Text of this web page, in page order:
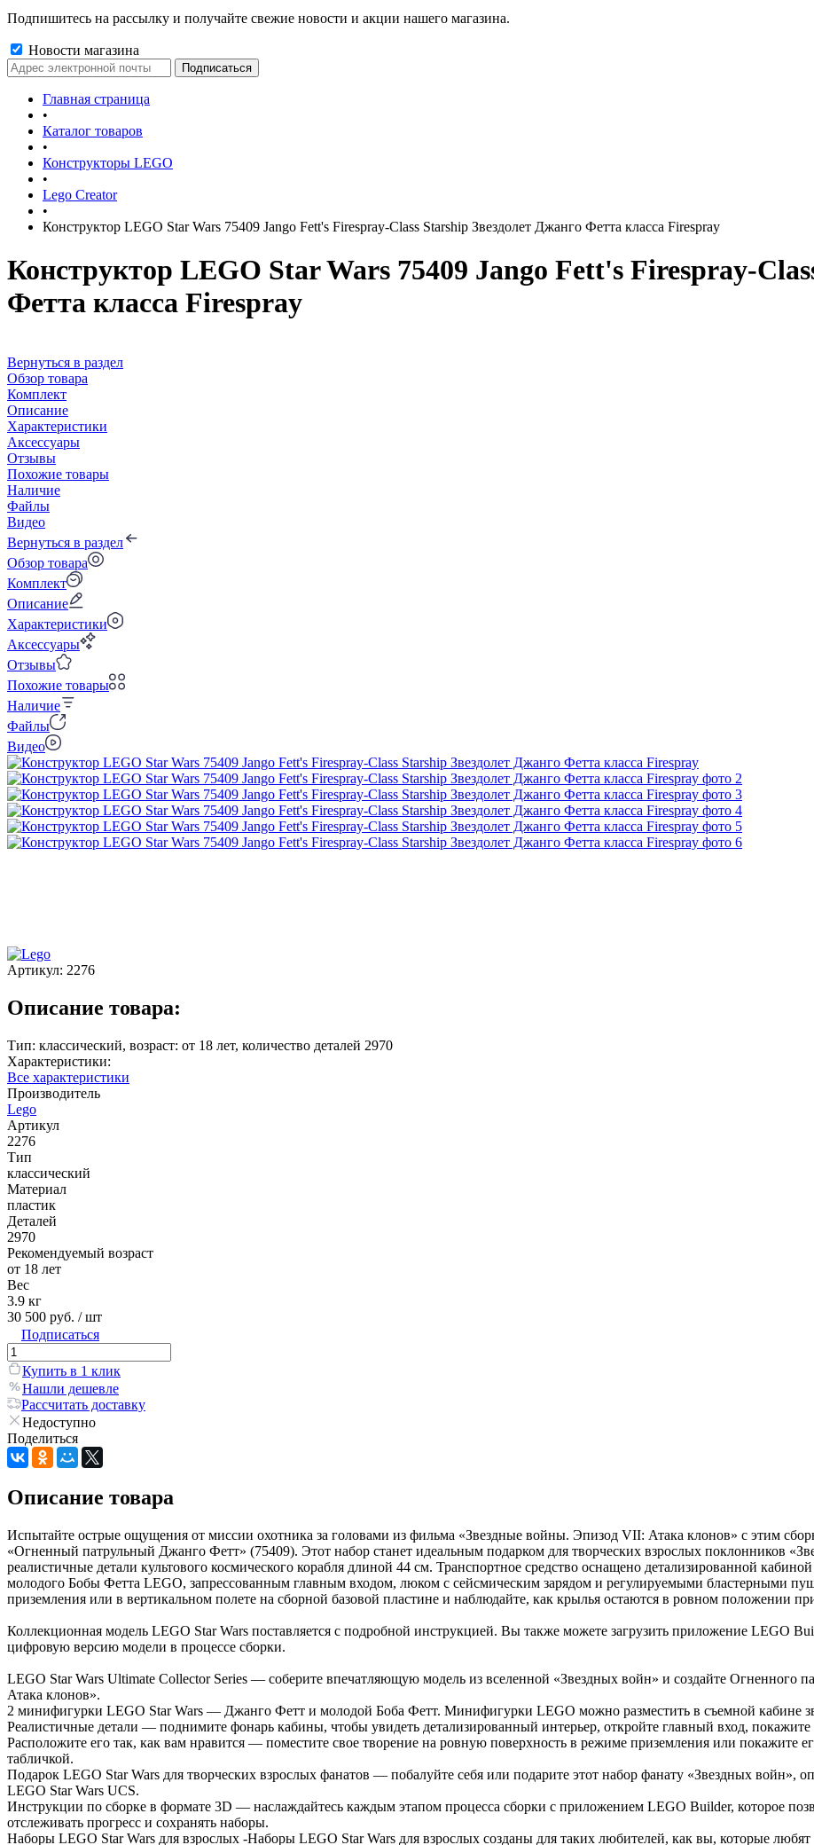
Подпишитесь на рассылку и получайте свежие новости и акции нашего магазина.
Новости магазина
Главная страница
•
Каталог товаров
•
Конструкторы LEGO
•
Lego Creator
•
Конструктор LEGO Star Wars 75409 Jango Fett's Firespray-Class Starship Звездолет Джанго Фетта класса Firespray
Конструктор LEGO Star Wars 75409 Jango Fett's Firespray-
Фетта класса Firespray
Вернуться в раздел
Обзор товара
Комплект
Описание
Характеристики
Аксессуары
Отзывы
Похожие товары
Наличие
Файлы
Видео
Вернуться в раздел
Обзор товара
Комплект
Описание
Характеристики
Аксессуары
Отзывы
Похожие товары
Наличие
Файлы
Видео
Артикул: 2276
Описание товара:
Тип: классический, возраст: от 18 лет, количество деталей 2970
Характеристики:
Все характеристики
Производитель
Lego
Артикул
2276
Тип
классический
Материал
пластик
Деталей
2970
Рекомендуемый возраст
от 18 лет
Вес
3.9 кг
30 500 руб. / шт
Подписаться
Купить в 1 клик
Нашли дешевле
Рассчитать доставку
Недоступно
Поделиться
Описание товара
Испытайте острые ощущения от миссии охотника за головами из фильма «Звездные войны. Эпизод VII: Атака клонов» с этим
«Огненный патрульный Джанго Фетт» (75409). Этот набор станет идеальным подарком для творческих взрослых поклонников
реалистичные детали культового космического корабля длиной 44 см. Транспортное средство оснащено детализированной
молодого Бобы Фетта LEGO, запрессованным главным входом, люком с сейсмическим зарядом и регулируемыми бластерными
приземления или в вертикальном полете на сборной базовой пластине и наблюдайте, как крылья остаются в ровном положении
Коллекционная модель LEGO Star Wars поставляется с подробной инструкцией. Вы также можете загрузить приложение LEGO
цифровую версию модели в процессе сборки.
LEGO Star Wars Ultimate Collector Series — соберите впечатляющую модель из вселенной «Звездных войн» и создайте Огненного
Атака клонов».
2 минифигурки LEGO Star Wars — Джанго Фетт и молодой Боба Фетт. Минифигурки LEGO можно разместить в съемной кабине
Реалистичные детали — поднимите фонарь кабины, чтобы увидеть детализированный интерьер, откройте главный вход,
Расположите его так, как вам нравится — поместите свое творение на ровную поверхность в режиме приземления или покажите
табличкой.
Подарок LEGO Star Wars для творческих взрослых фанатов — побалуйте себя или подарите этот набор фанату «Звездных войн»,
LEGO Star Wars UCS.
Инструкции по сборке в формате 3D — наслаждайтесь каждым этапом процесса сборки с приложением LEGO Builder, которое
отслеживать прогресс и сохранять наборы.
Наборы LEGO Star Wars для взрослых -Наборы LEGO Star Wars для взрослых созданы для таких любителей, как вы, которые любят